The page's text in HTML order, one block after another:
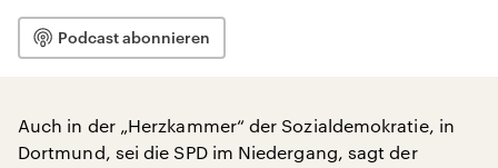
Podcast abonnieren
Auch in der „Herzkammer“ der Sozialdemokratie, in
Dortmund, sei die SPD im Niedergang, sagt der